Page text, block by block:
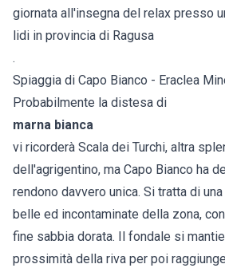
giornata all'insegna del relax presso
lidi in provincia di Ragusa
.
Spiaggia di Capo Bianco - Eraclea
Probabilmente la distesa di
marna bianca
vi ricorderà Scala dei Turchi, altra
dell'agrigentino, ma Capo Bianco ha
rendono davvero unica. Si tratta di
belle ed incontaminate della zona,
fine sabbia dorata. Il fondale si
prossimità della riva per poi